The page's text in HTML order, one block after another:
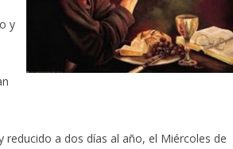
y
a dos días al año, el Miércoles de